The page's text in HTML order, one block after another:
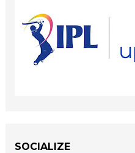
SOCIALIZE